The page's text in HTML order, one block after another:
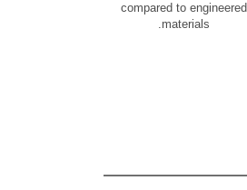
compared to engineered
materials.